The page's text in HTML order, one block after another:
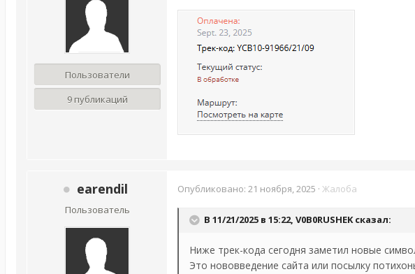
Пользователи
9 публикаций
earendil
Пользователь
Опубликовано: 21 ноября, 2025 · Жалоба
В 11/21/2025 в 15:22, V0B0RUSHEKсказал:
Ниже трек-кода сегодня заметил новые
Это нововведение сайта или посылку